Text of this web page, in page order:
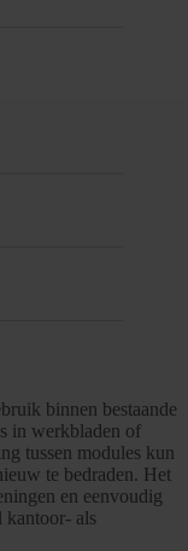
binnen bestaande
in werkbladen of
tussen modules kun
te bedraden. Het
en eenvoudig
kantoor- als